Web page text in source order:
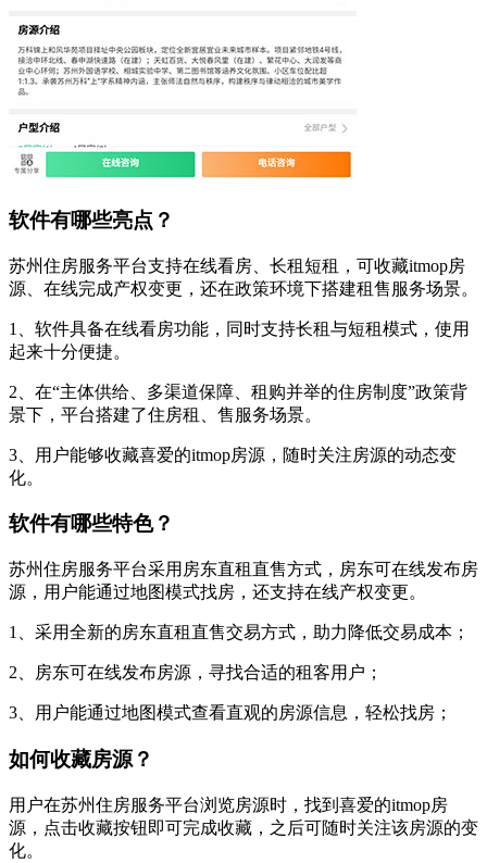
软件有哪些亮点？
苏州住房服务平台支持在线看房、长租短租，可收藏itmop房
源、在线完成产权变更，还在政策环境下搭建租售服务场景。
1、软件具备在线看房功能，同时支持长租与短租模式，使用
起来十分便捷。
2、在“主体供给、多渠道保障、租购并举的住房制度”政策背
景下，平台搭建了住房租、售服务场景。
3、用户能够收藏喜爱的itmop房源，随时关注房源的动态变
化。
软件有哪些特色？
苏州住房服务平台采用房东直租直售方式，房东可在线发布房
源，用户能通过地图模式找房，还支持在线产权变更。
1、采用全新的房东直租直售交易方式，助力降低交易成本；
2、房东可在线发布房源，寻找合适的租客用户；
3、用户能通过地图模式查看直观的房源信息，轻松找房；
如何收藏房源？
用户在苏州住房服务平台浏览房源时，找到喜爱的itmop房
源，点击收藏按钮即可完成收藏，之后可随时关注该房源的变
化。